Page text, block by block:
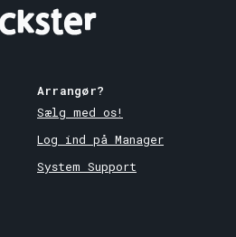
Arrangør?
Sælg med os!
Log ind på Manager
System Support